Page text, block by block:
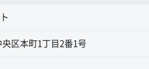
央区本町1丁目2番1号